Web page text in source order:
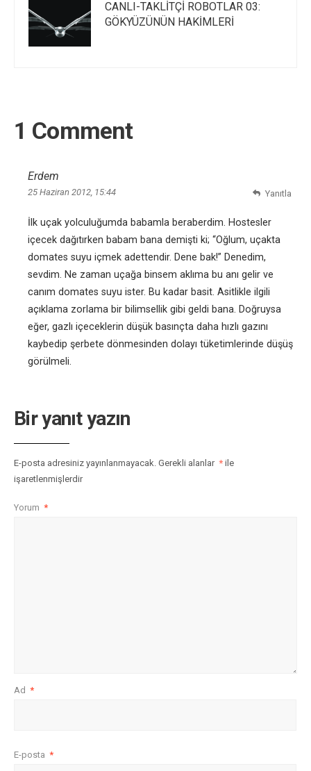
CANLI-TAKLİTÇİ ROBOTLAR 03:
GÖKYÜZÜNÜN HAKİMLERİ
1 Comment
Erdem
25 Haziran 2012, 15:44
İlk uçak yolculuğumda babamla beraberdim. Hostesler
içecek dağıtırken babam bana demişti ki; “Oğlum, uçakta
domates suyu içmek adettendir. Dene bak!” Denedim,
sevdim. Ne zaman uçağa binsem aklıma bu anı gelir ve
canım domates suyu ister. Bu kadar basit. Asitlikle ilgili
açıklama zorlama bir bilimsellik gibi geldi bana. Doğruysa
eğer, gazlı içeceklerin düşük basınçta daha hızlı gazını
kaybedip şerbete dönmesinden dolayı tüketimlerinde düşüş
görülmeli.
Yanıtla
Bir yanıt yazın
E-posta adresiniz yayınlanmayacak. Gerekli alanlar * ile
işaretlenmişlerdir
Yorum *
Ad *
E-posta *